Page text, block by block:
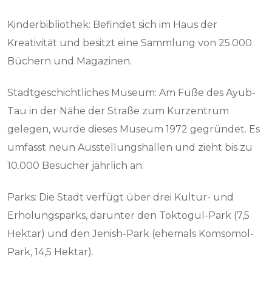
Kinderbibliothek: Befindet sich im Haus der
Kreativität und besitzt eine Sammlung von 25.000
Büchern und Magazinen.
Stadtgeschichtliches Museum: Am Fuße des Ayub-
Tau in der Nähe der Straße zum Kurzentrum
gelegen, wurde dieses Museum 1972 gegründet. Es
umfasst neun Ausstellungshallen und zieht bis zu
10.000 Besucher jährlich an.
Parks: Die Stadt verfügt über drei Kultur- und
Erholungsparks, darunter den Toktogul-Park (7,5
Hektar) und den Jenish-Park (ehemals Komsomol-
Park, 14,5 Hektar).